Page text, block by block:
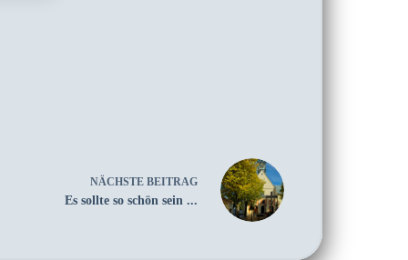
NÄCHSTEBEITRAG
Es sollte so schön sein ...